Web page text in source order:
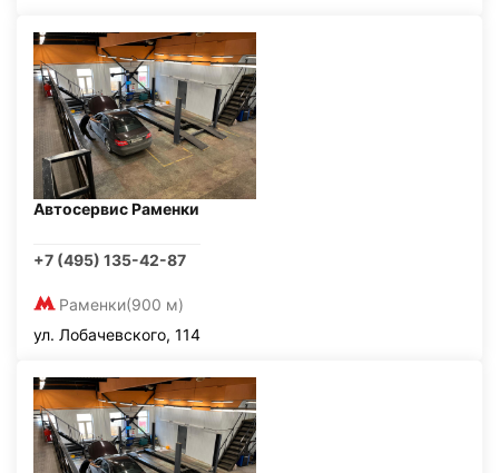
Автосервис Раменки
+7 (495) 135-42-87
Раменки(900 м)
ул. Лобачевского, 114